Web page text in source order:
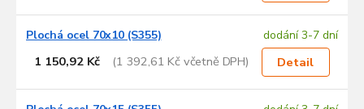
Plochá ocel 70x10 (S355) dodání 3-7 dní
1 150,92 Kč (1 392,61 Kč včetně DPH) Detail